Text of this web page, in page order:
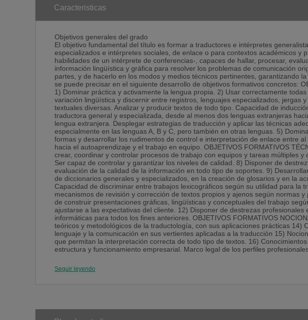
Caracteristicas
Objetivos generales del grado
El objetivo fundamental del título es formar a traductores e intérpretes
especializados e intérpretes sociales, de enlace o para contextos académicos y
habilidades de un intérprete de conferencias-, capaces de hallar, procesar,
información lingüística y gráfica para resolver los problemas de comunicación
partes, y de hacerlo en los modos y medios técnicos pertinentes, garantizando
se puede precisar en el siguiente desarrollo de objetivos formativos concretos:
1) Dominar práctica y activamente la lengua propia. 2) Usar correctamente
variación lingüística y discernir entre registros, lenguajes especializados, jergas
textuales diversas. Analizar y producir textos de todo tipo. Capacidad de
traductora general y especializada, desde al menos dos lenguas extranjeras
lengua extranjera. Desplegar estrategias de traducción y aplicar las técnicas
especialmente en las lenguas A, B y C, pero también en otras lenguas. 5)
formas y desarrollar los rudimentos de control e interpretación de enlace entre
hacia el autoaprendizaje y el trabajo en equipo. OBJETIVOS FORMATIVOS
crear, coordinar y controlar procesos de trabajo con equipos y tareas múltiples y
Ser capaz de controlar y garantizar los niveles de calidad. 8) Disponer de
evaluación de la calidad de la información en todo tipo de soportes. 9)
de diccionarios generales y especializados, en la creación de glosarios y en la
Capacidad de discriminar entre trabajos lexicográficos según su utilidad para la
mecanismos de revisión y corrección de textos propios y ajenos según normas
de construir presentaciones gráficas, lingüísticas y conceptuales del trabajo
ajustarse a las expectativas del cliente. 12) Disponer de destrezas profesionales
informáticas para todos los fines anteriores. OBJETIVOS FORMATIVOS
teóricos y metodológicos de la traductología, con sus aplicaciones prácticas 14)
lenguaje y la comunicación en sus vertientes aplicadas a la traducción 15)
que permitan la interpretación correcta de todo tipo de textos. 16)
estructura y funcionamiento empresarial. Marco legal de los perfiles
Competencias específicas del grado
Seguir leyendo